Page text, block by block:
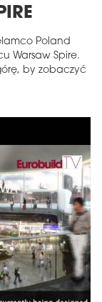
Poland
Warsaw Spire.
by zobaczyć